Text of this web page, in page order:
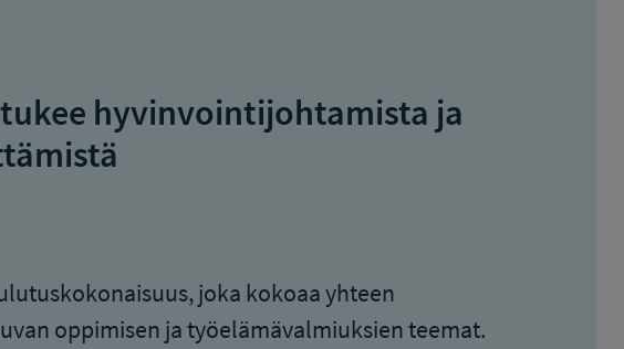
hyvinvointijohtamista ja
joka kokoaa yhteen
oppimisen ja työelämävalmiuksien teemat.